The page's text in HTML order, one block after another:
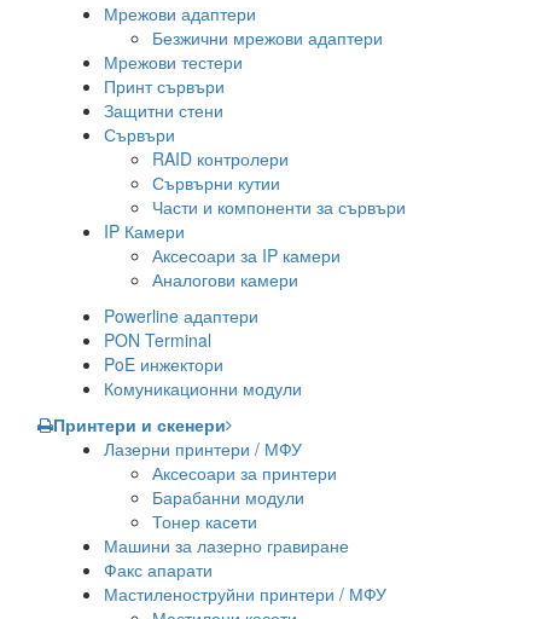
Мрежови адаптери
Безжични мрежови адаптери
Мрежови тестери
Принт сървъри
Защитни стени
Сървъри
RAID контролери
Сървърни кутии
Части и компоненти за сървъри
IP Камери
Аксесоари за IP камери
Аналогови камери
Powerline адаптери
PON Terminal
PoE инжектори
Комуникационни модули
Принтери и скенери
Лазерни принтери / МФУ
Аксесоари за принтери
Барабанни модули
Тонер касети
Машини за лазерно гравиране
Факс апарати
Мастиленоструйни принтери / МФУ